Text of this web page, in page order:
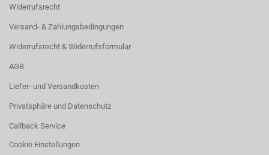
Widerrufsrecht
Versand- & Zahlungsbedingungen
Widerrufsrecht & Widerrufsformular
AGB
Liefer- und Versandkosten
Privatsphäre und Datenschutz
Callback Service
Cookie Einstellungen